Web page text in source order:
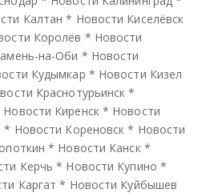
Калтан * Новости Киселёвск
Королёв * Новости
на-Оби * Новости
Кудымкар * Новости Кизел
Краснотурьинск *
Новости Киренск * Новости
* Новости Кореновск * Новости
* Новости Канск *
Керчь * Новости Купино *
Каргат * Новости Куйбышев